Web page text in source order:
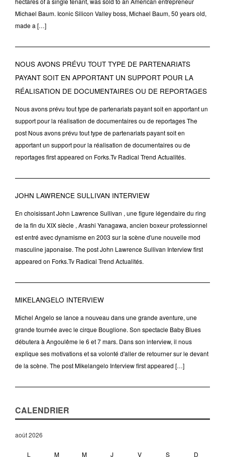
Michael Baum. Iconic Silicon Valley boss, Michael Baum, 50 years old,
made a […]
NOUS AVONS PRÉVU TOUT TYPE DE PARTENARIATS
PAYANT SOIT EN APPORTANT UN SUPPORT POUR LA
RÉALISATION DE DOCUMENTAIRES OU DE REPORTAGES
Nous avons prévu tout type de partenariats payant soit en apportant un
support pour la réalisation de documentaires ou de reportages The
post Nous avons prévu tout type de partenariats payant soit en
apportant un support pour la réalisation de documentaires ou de
reportages first appeared on Forks.Tv Radical Trend Actualités.
JOHN LAWRENCE SULLIVAN INTERVIEW
En choisissant John Lawrence Sullivan , une figure légendaire du ring
de la fin du XIX siècle , Arashi Yanagawa, ancien boxeur professionnel
est entré avec dynamisme en 2003 sur la scène d'une nouvelle mod
masculine japonaise. The post John Lawrence Sullivan Interview first
appeared on Forks.Tv Radical Trend Actualités.
MIKELANGELO INTERVIEW
Michel Angelo se lance a nouveau dans une grande aventure, une
grande tournée avec le cirque Bouglione. Son spectacle Baby Blues
débutera à Angoulême le 6 et 7 mars. Dans son interview, il nous
explique ses motivations et sa volonté d'aller de retourner sur le devant
de la scène. The post Mikelangelo Interview first appeared […]
CALENDRIER
août 2026
L M M J V S D